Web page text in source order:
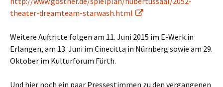
theater-dreamteam-starwash.html
Weitere Auftritte folgen am 11. Juni 2015 im E-Werk in
Erlangen, am 13. Juni im Cinecitta in Nürnberg sowie am 29.
Oktober im Kulturforum Fürth.
Und hier noch ein paar Pressestimmen zu den vergangenen